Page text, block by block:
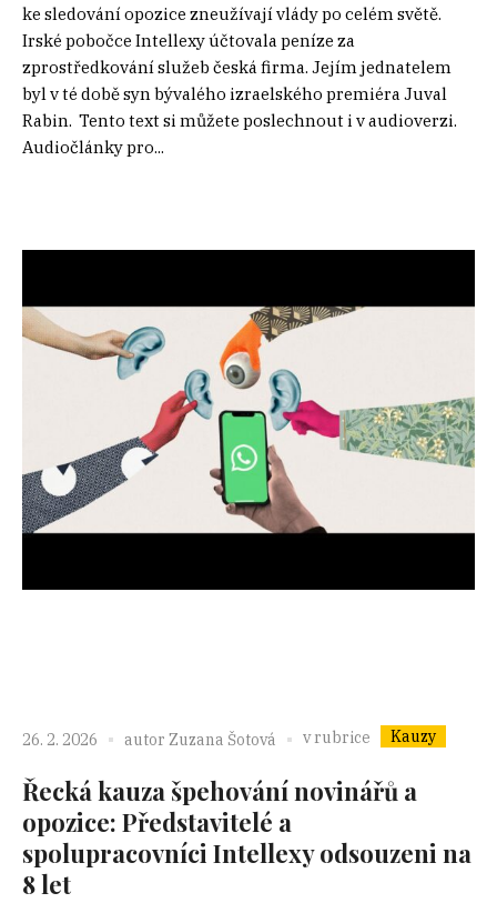
ke sledování opozice zneužívají vlády po celém světě.
Irské pobočce Intellexy účtovala peníze za
zprostředkování služeb česká firma. Jejím jednatelem
byl v té době syn bývalého izraelského premiéra Juval
Rabin. Tento text si můžete poslechnout i v audioverzi.
Audiočlánky pro...
26. 2. 2026 autor Zuzana Šotová v rubrice Kauzy
Řecká kauza špehování novinářů a
opozice: Představitelé a
spolupracovníci Intellexy odsouzeni na
8 let